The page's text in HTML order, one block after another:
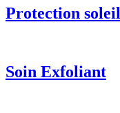
Protection soleil
Soin Exfoliant